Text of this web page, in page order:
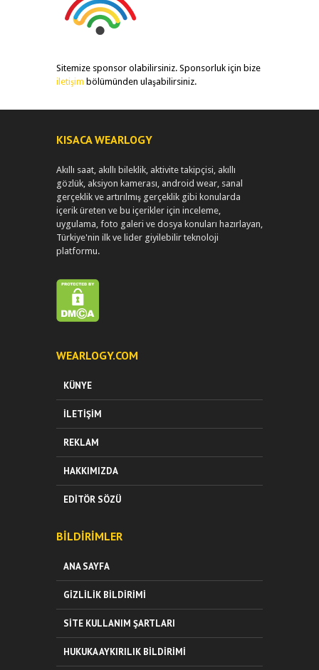
Sitemize sponsor olabilirsiniz. Sponsorluk için bize
iletişim bölümünden ulaşabilirsiniz.
KISACA WEARLOGY
Akıllı saat, akıllı bileklik, aktivite takipçisi, akıllı
gözlük, aksiyon kamerası, android wear, sanal
gerçeklik ve artırılmış gerçeklik gibi konularda
içerik üreten ve bu içerikler için inceleme,
uygulama, foto galeri ve dosya konuları hazırlayan,
Türkiye'nin ilk ve lider giyilebilir teknoloji
platformu.
WEARLOGY.COM
KÜNYE
İLETIŞIM
REKLAM
HAKKIMIZDA
EDITÖR SÖZÜ
BILDIRIMLER
ANA SAYFA
GIZLILIK BILDIRIMI
SITE KULLANIM ŞARTLARI
HUKUKA AYKIRILIK BILDIRIMI